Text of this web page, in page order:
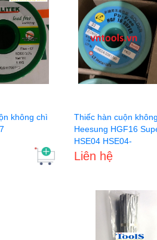
không chì
Thiếc hàn cuộn
Heesung HGF16
HSE04 HSE04-
HGF16super
Liên hệ